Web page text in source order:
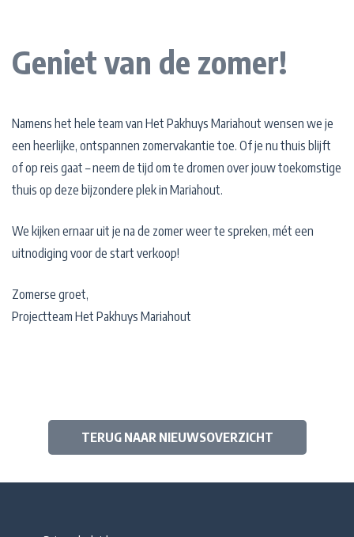
Geniet van de zomer!
Namens het hele team van Het Pakhuys Mariahout wensen we je
een heerlijke, ontspannen zomervakantie toe. Of je nu thuis blijft
of op reis gaat – neem de tijd om te dromen over jouw toekomstige
thuis op deze bijzondere plek in Mariahout.
We kijken ernaar uit je na de zomer weer te spreken, mét een
uitnodiging voor de start verkoop!
Zomerse groet,
Projectteam Het Pakhuys Mariahout
TERUG NAAR NIEUWSOVERZICHT